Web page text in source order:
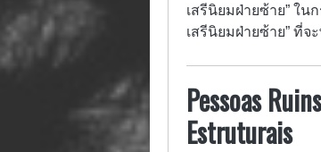
เสรีนิยมฝ่ายซ้าย” ใน
เสรีนิยมฝ่ายซ้าย” ที่
Pessoas
Estruturais